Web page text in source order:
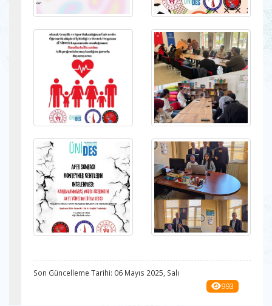
Son Güncelleme Tarihi: 06 Mayıs 2025, Salı
993